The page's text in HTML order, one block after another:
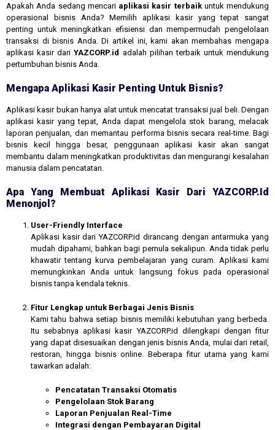
Apakah Anda sedang mencari aplikasi kasir terbaikuntuk mendukung
operasional bisnis Anda? Memilih aplikasi kasir yang tepat sangat
penting untuk meningkatkan efisiensi dan mempermudah pengelolaan
transaksi di bisnis Anda. Di artikel ini, kami akan membahas mengapa
aplikasi kasir dariYAZCORP.id adalah pilihan terbaik untuk mendukung
pertumbuhan bisnis Anda.
Mengapa Aplikasi Kasir Penting Untuk Bisnis?
Aplikasi kasir bukan hanya alat untuk mencatat transaksi jual beli. Dengan
aplikasi kasir yang tepat, Anda dapat mengelola stok barang, melacak
laporan penjualan, dan memantau performa bisnis secara real-time. Bagi
bisnis kecil hingga besar, penggunaan aplikasi kasir akan sangat
membantu dalam meningkatkan produktivitas dan mengurangi kesalahan
manusia dalam pencatatan.
Apa Yang Membuat Aplikasi Kasir Dari YAZCORP.id
Menonjol?
User-Friendly Interface
Aplikasi kasir dari YAZCORP.id dirancang dengan antarmuka yang
mudah dipahami, bahkan bagi pemula sekalipun. Anda tidak perlu
khawatir tentang kurva pembelajaran yang curam. Aplikasi kami
memungkinkan Anda untuk langsung fokus pada operasional
bisnis tanpa kendala teknis.
Fitur Lengkap untuk Berbagai Jenis Bisnis
Kami tahu bahwa setiap bisnis memiliki kebutuhan yang berbeda.
Itu sebabnya aplikasi kasir YAZCORP.id dilengkapi dengan fitur
yang dapat disesuaikan dengan jenis bisnis Anda, mulai dari retail,
restoran, hingga bisnis online. Beberapa fitur utama yang kami
tawarkan adalah:
Pencatatan Transaksi Otomatis
Pengelolaan Stok Barang
Laporan Penjualan Real-Time
Integrasi dengan Pembayaran Digital